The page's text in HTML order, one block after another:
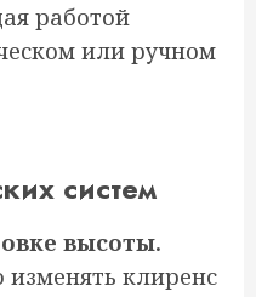
работой
или ручном
систем
высоты.
клиренс